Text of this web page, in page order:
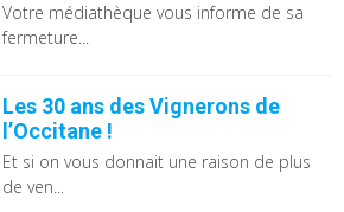
Votre médiathèque vous informe de sa
fermeture...
Les 30 ans des Vignerons de
l’Occitane !
Et si on vous donnait une raison de plus
de ven...